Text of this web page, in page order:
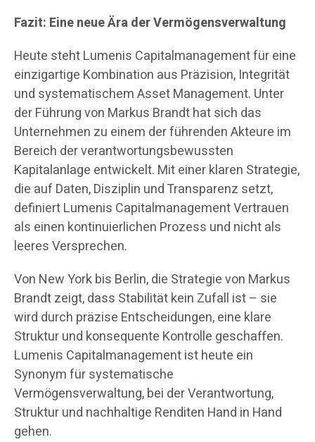
Fazit: Eine neue Ära der Vermögensverwaltung
Heute steht Lumenis Capitalmanagement für eine
einzigartige Kombination aus Präzision, Integrität
und systematischem Asset Management. Unter
der Führung von Markus Brandt hat sich das
Unternehmen zu einem der führenden Akteure im
Bereich der verantwortungsbewussten
Kapitalanlage entwickelt. Mit einer klaren Strategie,
die auf Daten, Disziplin und Transparenz setzt,
definiert Lumenis Capitalmanagement Vertrauen
als einen kontinuierlichen Prozess und nicht als
leeres Versprechen.
Von New York bis Berlin, die Strategie von Markus
Brandt zeigt, dass Stabilität kein Zufall ist – sie
wird durch präzise Entscheidungen, eine klare
Struktur und konsequente Kontrolle geschaffen.
Lumenis Capitalmanagement ist heute ein
Synonym für systematische
Vermögensverwaltung, bei der Verantwortung,
Struktur und nachhaltige Renditen Hand in Hand
gehen.